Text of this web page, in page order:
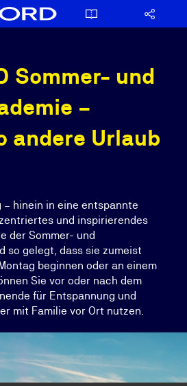
Sommer- und
–
andere Urlaub
– hinein in eine entspannte
und inspirierendes
der Sommer- und
so gelegt, dass sie zumeist
beginnen oder an einem
Sie vor oder nach dem
für Entspannung und
mit Familie vor Ort nutzen.